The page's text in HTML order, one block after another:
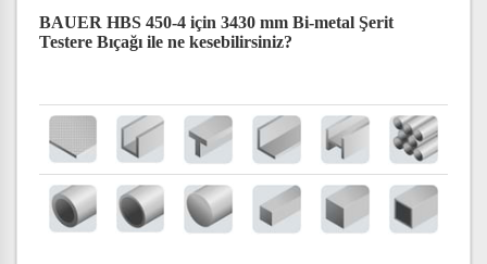
BAUER HBS 450-4 için 3430 mm Bi-metal Şerit
Testere Bıçağı ile ne kesebilirsiniz?